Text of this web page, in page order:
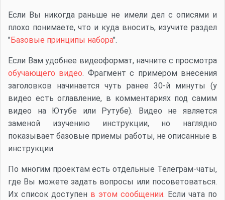
Если Вы никогда раньше не имели дел с описями и
плохо понимаете, что и куда вносить, изучите раздел
" Базовые принципы набора".
Если Вам удобнее видеоформат, начните с просмотра
обучающего видео. Фрагмент с примером внесения
заголовков начинается чуть ранее 30-й минуты (у
видео есть оглавление, в комментариях под самим
видео на Ютубе или Рутубе). Видео не является
заменой изучению инструкции, но наглядно
показывает базовые приемы работы, не описанные в
инструкции.
По многим проектам есть отдельные Телеграм-чаты,
где Вы можете задать вопросы или посоветоваться.
Их список доступен в этом сообщении. Если чата по